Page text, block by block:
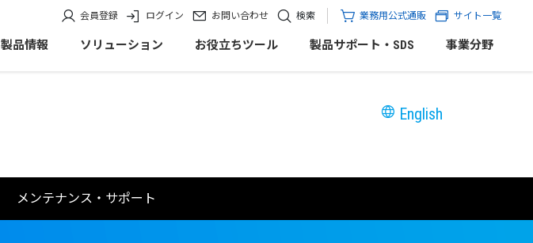
会員登録 ログイン お問い合わせ 検索 業務用公式通販 サイト一覧
製品情報 ソリューション お役立ちツール 製品サポート・SDS 事業分野
English
メンテナンス・サポート